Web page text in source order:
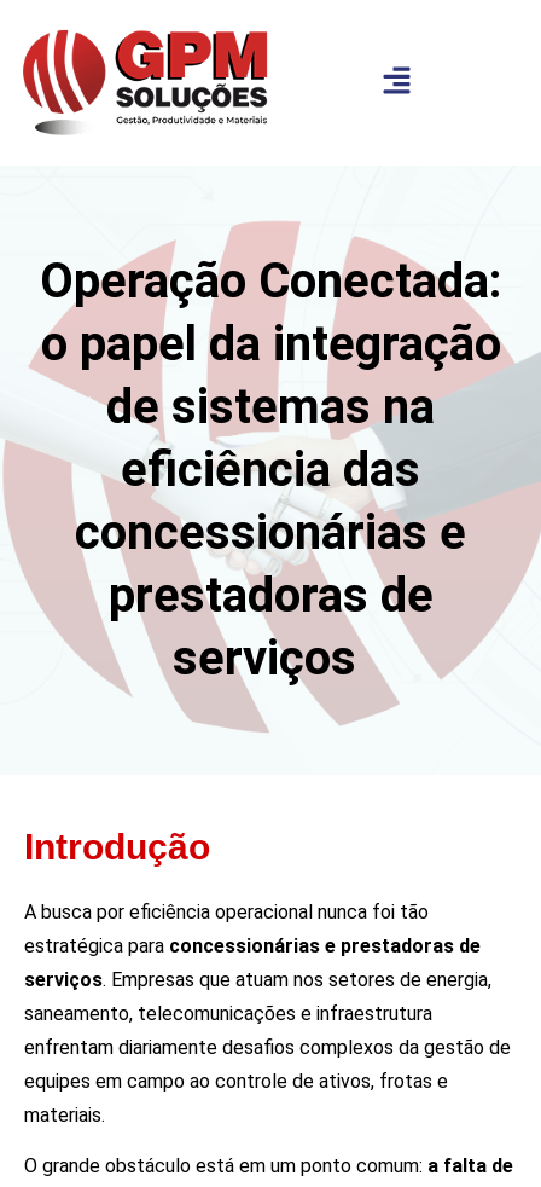
Operação Conectada:
o papel da integração
de sistemas na
eficiência das
concessionárias e
prestadoras de
serviços
Introdução
A busca por eficiência operacional nunca foi tão
estratégica para concessionárias e prestadoras de
serviços. Empresas que atuam nos setores de energia,
saneamento, telecomunicações e infraestrutura
enfrentam diariamente desafios complexos da gestão de
equipes em campo ao controle de ativos, frotas e
materiais.
O grande obstáculo está em um ponto comum: a falta de